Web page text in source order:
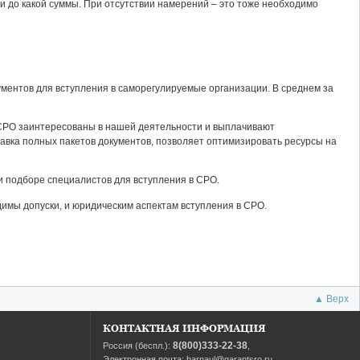
до какой суммы. При отсутствии намерений – это тоже необходимо
для вступления в саморегулируемые организации. В среднем за
заинтересованы в нашей деятельности и выплачивают
полных пакетов документов, позволяет оптимизировать ресурсы на
подборе специалистов для вступления в СРО.
допуски, и юридическим аспектам вступления в СРО.
▲ Верх
КОНТАКТНАЯ ИНФОРМАЦИЯ
Россия (беспл.): 8(800)333-22-38